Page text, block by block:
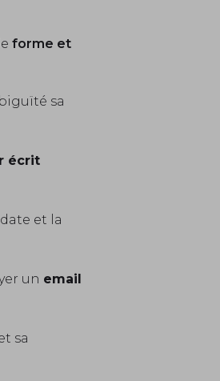
forme et
sa
écrit
et la
un email
sa